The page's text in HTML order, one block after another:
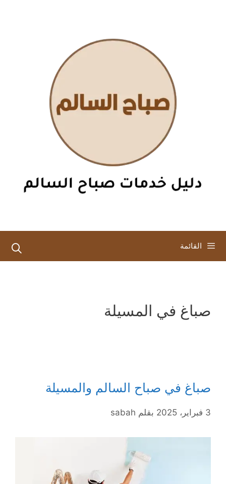
القائمة
صباغ في المسيلة
صباغ في صباح السالم والمسيلة
3 فبراير، 2025 بقلم sabah